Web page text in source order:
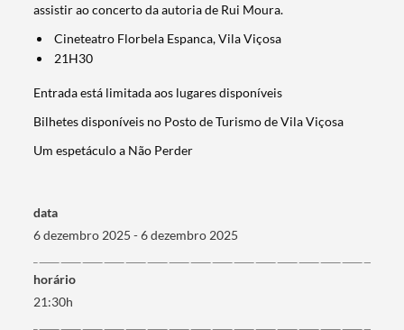
assistir ao concerto da autoria de Rui Moura.
Cineteatro Florbela Espanca, Vila Viçosa
21H30
Entrada está limitada aos lugares disponíveis
Bilhetes disponíveis no Posto de Turismo de Vila Viçosa
Um espetáculo a Não Perder
data
6 dezembro 2025 - 6 dezembro 2025
horário
21:30h